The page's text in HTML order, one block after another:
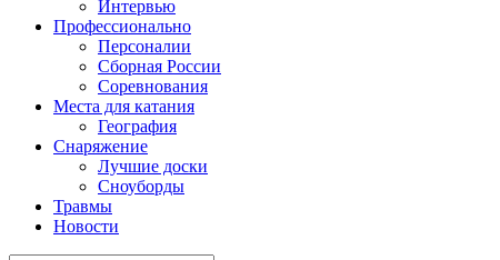
Интервью
Профессионально
Персоналии
Сборная России
Соревнования
Места для катания
География
Снаряжение
Лучшие доски
Сноуборды
Травмы
Новости